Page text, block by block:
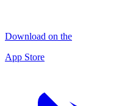
Download on the
App Store